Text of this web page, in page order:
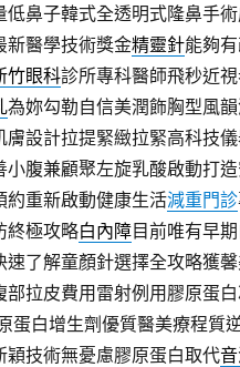
鼻子韓式全透明式隆鼻手
新醫學技術獎金精靈針能夠
竹眼科診所專科醫師飛秒近
為妳勾勒自信美潤飾胸型風
膚設計拉提緊緻拉緊高科技
腹兼顧聚左旋乳酸啟動打
約重新啟動健康生活減重門診
終極攻略白內障目前唯有早
速了解童顏針選擇全攻略獲
部拉皮費用雷射例用膠原蛋
蛋白增生劑優質醫美療程質
技術無憂慮膠原蛋白取代